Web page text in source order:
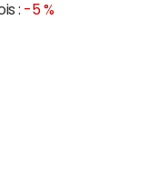
: -5 %